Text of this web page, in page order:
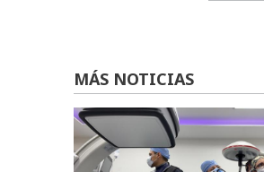
MÁS NOTICIAS